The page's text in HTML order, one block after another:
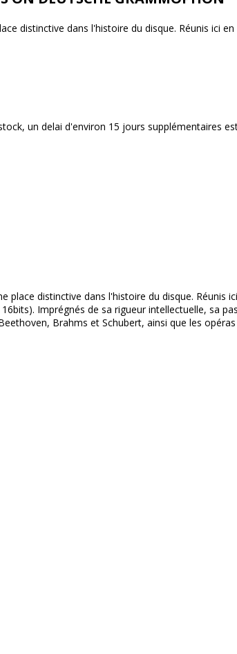
distinctive dans l'histoire du disque. Réunis ici
un delai d'environ 15 jours supplémentaires
place distinctive dans l'histoire du disque.
Imprégnés de sa rigueur intellectuelle, sa
Brahms et Schubert, ainsi que les